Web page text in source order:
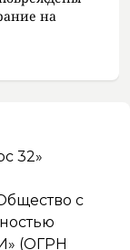
на
32»
с
(ОГРН